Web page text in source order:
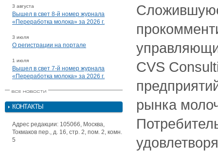
3 августа
Вышел в свет 8-й номер журнала
«Переработка молока» за 2026 г.
3 июля
О регистрации на портале
1 июля
Вышел в свет 7-й номер журнала
«Переработка молока» за 2026 г.
КОНТАКТЫ
Адрес редакции: 105066, Москва,
Токмаков пер., д. 16, стр. 2, пом. 2, комн.
5
CVS
рынка